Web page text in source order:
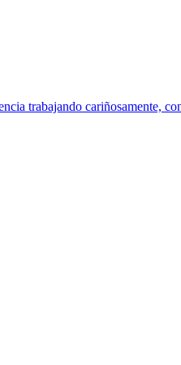
trabajando cariñosamente,